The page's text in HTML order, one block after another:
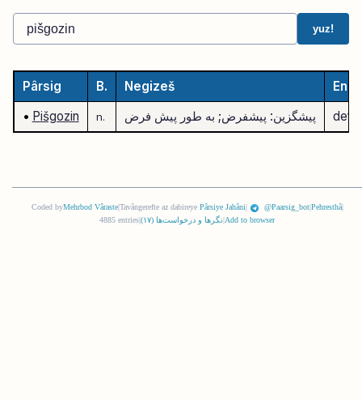
yuz!
Pârsig B. Negizeš
• Pišgozin n. پیشگزین: پیشفرض; به طور پیش فرض
Coded byMehrbod Vâraste|Tavângerefte az dabireye Pârsiye Jahâni| @Paarsig_bot|Pehresthâ|
4885 entries
نگرها و درخواست‌ها (١٧) Add to browser